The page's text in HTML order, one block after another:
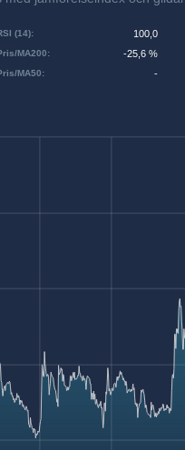
MA200: -25,6 %
(14): 100,0
MA50: -